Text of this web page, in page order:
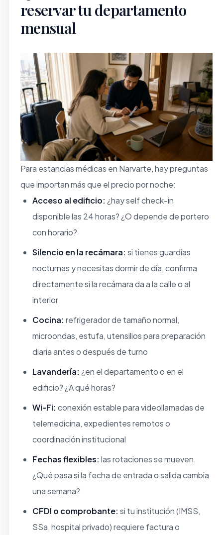
reservar tu departamento
mensual
Para estancias médicas en Narvarte, hay preguntas
que importan más que el precio por noche:
Acceso al edificio: ¿hay self check-in
disponible las 24 horas? ¿O depende de portero
con horario?
Silencio en la recámara: si tienes guardias
nocturnas y necesitas dormir de día, confirma
directamente si la recámara da a la calle o al
interior
Cocina: refrigerador de tamaño normal,
microondas, estufa, utensilios para preparación
diaria antes o después de turno
Lavandería: ¿en el departamento o en el
edificio? ¿A qué horas?
Wi-Fi: conexión estable para videollamadas de
telemedicina, expedientes remotos o
coordinación institucional
Fechas flexibles: las rotaciones se mueven.
¿Qué pasa si la fecha de entrada o salida cambia
una semana?
CFDI o comprobante: si tu institución (IMSS,
SSa, hospital privado) requiere factura o